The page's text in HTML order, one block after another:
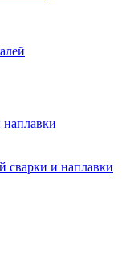
сварки и наплавки